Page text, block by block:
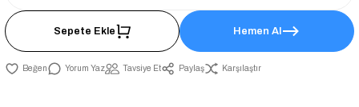
Sepete Ekle Hemen Al
Yorum Yaz Tavsiye Et Paylaş Karşılaştır